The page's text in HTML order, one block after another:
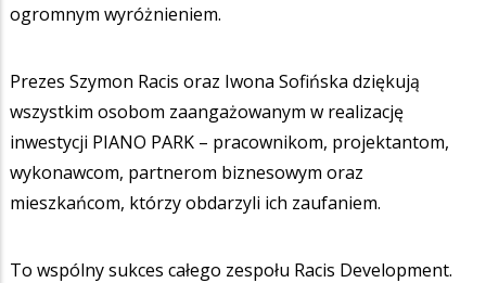
ogromnym wyróżnieniem.
Prezes Szymon Racis oraz Iwona Sofińska dziękują
wszystkim osobom zaangażowanym w realizację
inwestycji PIANO PARK – pracownikom, projektantom,
wykonawcom, partnerom biznesowym oraz
mieszkańcom, którzy obdarzyli ich zaufaniem.
To wspólny sukces całego zespołu Racis Development.